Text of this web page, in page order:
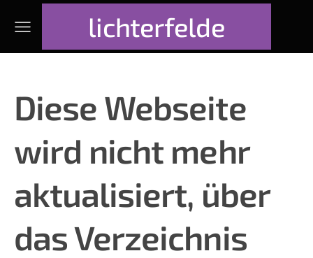
lichterfelde
Diese Webseite
wird nicht mehr
aktualisiert, über
dasVerzeichnis